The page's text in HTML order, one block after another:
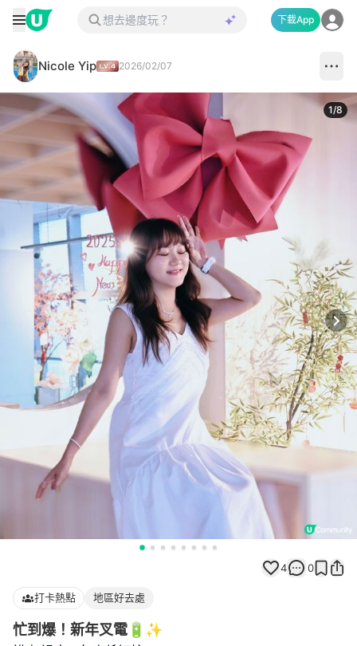
下載App
Nicole Yip 2026/02/07
1/8
4 0
打卡熱點 地區好去處
忙到爆！新年叉電🔋✨